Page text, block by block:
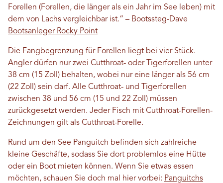
Forellen (Forellen, die länger als ein Jahr im See leben) mit
dem von Lachs vergleichbar ist.“ – Bootssteg-Dave
Bootsanleger Rocky Point
Die Fangbegrenzung für Forellen liegt bei vier Stück.
Angler dürfen nur zwei Cutthroat- oder Tigerforellen unter
38 cm (15 Zoll) behalten, wobei nur eine länger als 56 cm
(22 Zoll) sein darf. Alle Cutthroat- und Tigerforellen
zwischen 38 und 56 cm (15 und 22 Zoll) müssen
zurückgesetzt werden. Jeder Fisch mit Cutthroat-Forellen-
Zeichnungen gilt als Cutthroat-Forelle.
Rund um den See Panguitch befinden sich zahlreiche
kleine Geschäfte, sodass Sie dort problemlos eine Hütte
oder ein Boot mieten können. Wenn Sie etwas essen
möchten, schauen Sie doch mal hier vorbei: Panguitchs